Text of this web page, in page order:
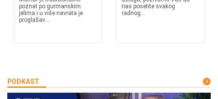
poznat po gurmanskim
jelima i u više navrata je
proglašav...
nas posetite svakog
radnog...
PODKAST